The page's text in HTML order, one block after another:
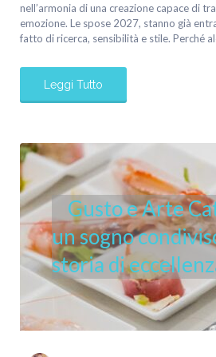
nell’armonia di una creazione capace di
emozione. Le spose 2027, stanno già
fatto di ricerca, sensibilità e stile. Perché
Leggi Tutto
Gusto e Arte
un sogno
storia di